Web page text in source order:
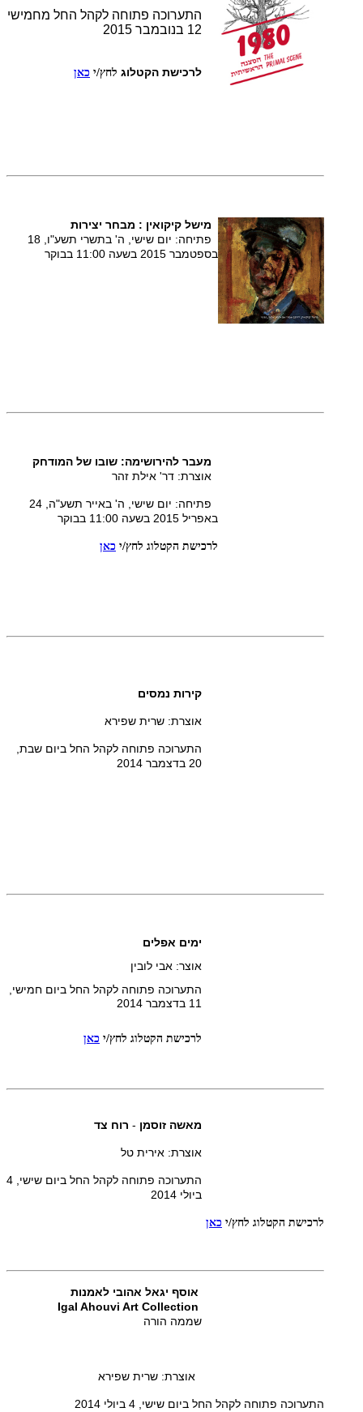
התערוכה פתוחה לקהל החל מחמישי
12 בנובמבר 2015
לרכישת הקטלוג לחץ/י כאן
מישל קיקואין : מבחר יצירות
פתיחה: יום שישי, ה' בתשרי תשע"ו, 18
בספטמבר 2015 בשעה 11:00 בבוקר
מעבר להירושימה: שובו של המודחק
אוצרת: דר' אילת זהר
פתיחה: יום שישי, ה' באייר תשע"ה, 24
באפריל 2015 בשעה 11:00 בבוקר
לרכישת הקטלוג לחץ/י כאן
קירות נמסים
אוצרת: שרית שפירא
התערוכה פתוחה לקהל החל ביום שבת,
20 בדצמבר 2014
ימים אפלים
אוצר: אבי לובין
התערוכה פתוחה לקהל החל ביום חמישי,
11 בדצמבר 2014
לרכישת הקטלוג לחץ/י כאן
מאשה זוסמן - רוח צד
אוצרת: אירית טל
התערוכה פתוחה לקהל החל ביום שישי, 4
ביולי 2014
לרכישת הקטלוג לחץ/י כאן
אוסף יגאל אהובי לאמנות
שממה הורה
אוצרת: שרית שפירא
התערוכה פתוחה לקהל החל ביום שישי, 4 ביולי 2014